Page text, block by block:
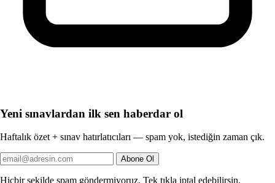
Yeni sınavlardan ilk sen haberdar ol
Haftalık özet + sınav hatırlatıcıları — spam yok, istediğin zaman çık.
Abone Ol
Hiçbir şekilde spam göndermiyoruz. Tek tıkla iptal edebilirsin.